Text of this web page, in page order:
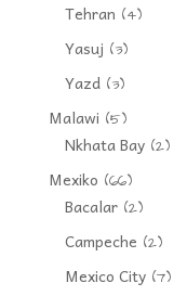
Tehran (4)
Yasuj (3)
Yazd(3)
Malawi (5)
Nkhata Bay(2)
Mexiko (66)
Bacalar(2)
Campeche (2)
Mexico City(7)